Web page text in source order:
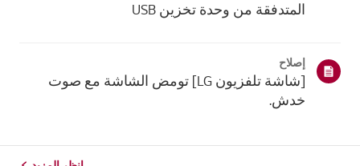
المتدفقة من وحدة تخزين USB
إصلاح
[شاشة تلفزيون LG] تومض الشاشة مع صوت
خدش.